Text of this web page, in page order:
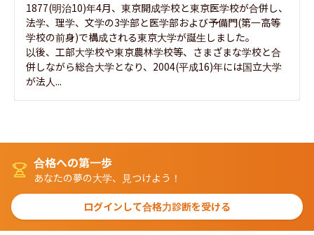
1877(明治10)年4月、東京開成学校と東京医学校が合併し、
法学、理学、文学の3学部と医学部および予備門(第一高等
学校の前身)で構成される東京大学が誕生しました。
以後、工部大学校や東京農林学校等、さまざまな学校と合
併しながら総合大学となり、2004(平成16)年には国立大学
が法人...
合格への第一歩
あなたの夢の大学、見つけよう！
ログインして合格力診断を受ける